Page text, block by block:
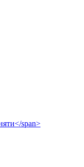
span>